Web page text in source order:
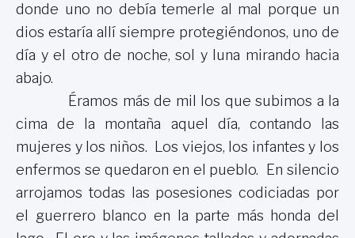
donde uno no debía temerle al mal porque un
dios estaría allí siempre protegiéndonos, uno de
día y el otro de noche, sol y luna mirando hacia
abajo.
Éramos más de mil los que subimos a la
cima de la montaña aquel día, contando las
mujeres y los niños. Los viejos, los infantes y los
enfermos se quedaron en el pueblo. En silencio
arrojamos todas las posesiones codiciadas por
el guerrero blanco en la parte más honda del